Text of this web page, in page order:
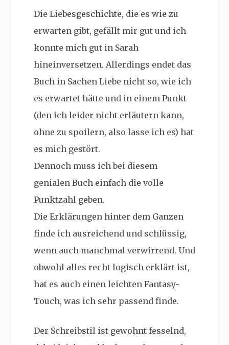
Die Liebesgeschichte, die es wie zu
erwarten gibt, gefällt mir gut und ich
konnte mich gut in Sarah
hineinversetzen. Allerdings endet das
Buch in Sachen Liebe nicht so, wie ich
es erwartet hätte und in einem Punkt
(den ich leider nicht erläutern kann,
ohne zu spoilern, also lasse ich es) hat
es mich gestört.
Dennoch muss ich bei diesem
genialen Buch einfach die volle
Punktzahl geben.
Die Erklärungen hinter dem Ganzen
finde ich ausreichend und schlüssig,
wenn auch manchmal verwirrend. Und
obwohl alles recht logisch erklärt ist,
hat es auch einen leichten Fantasy-
Touch, was ich sehr passend finde.
Der Schreibstil ist gewohnt fesselnd,